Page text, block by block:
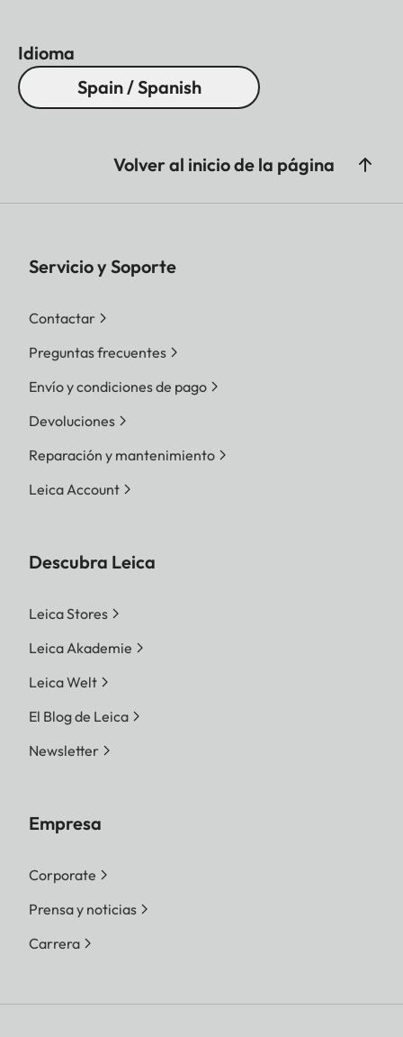
Idioma
Spain / Spanish
Volver al inicio de la página
Servicio y Soporte
Contactar
Preguntas frecuentes
Envío y condiciones de pago
Devoluciones
Reparación y mantenimiento
Leica Account
Descubra Leica
Leica Stores
Leica Akademie
Leica Welt
El Blog de Leica
Newsletter
Empresa
Corporate
Prensa y noticias
Carrera